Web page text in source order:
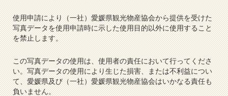
使用申請により（一社）愛媛県観光物産協会から提供を受けた
写真データを使用申請時に示した使用目的以外に使用すること
を禁止します。
この写真データの使用は、使用者の責任において行ってくださ
い。写真データの使用により生じた損害、または不利益につい
て、愛媛県及び（一社）愛媛県観光物産協会はいかなる責任も
負いません。